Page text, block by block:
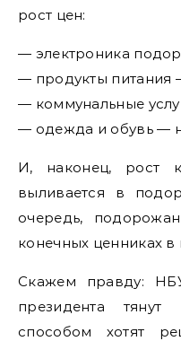
рост цен:
— электроника
— продукты питания
— коммунальные
— одежда и обувь —
И, наконец, рост
выливается в
очередь,
конечных ценниках в
Скажем правду:
президента
способом хотят